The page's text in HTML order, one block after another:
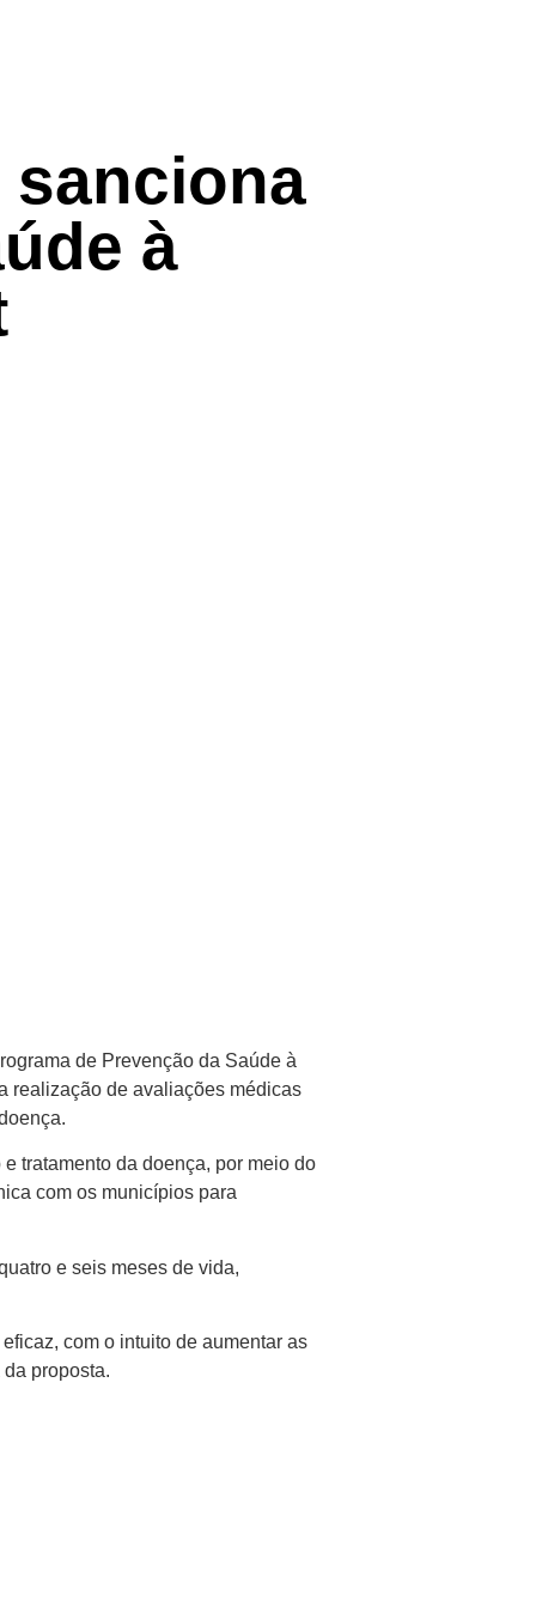
sanciona
à
de Prevenção da Saúde à
realização de avaliações médicas
tratamento da doença, por meio do
com os municípios para
e seis meses de vida,
com o intuito de aumentar as
proposta.